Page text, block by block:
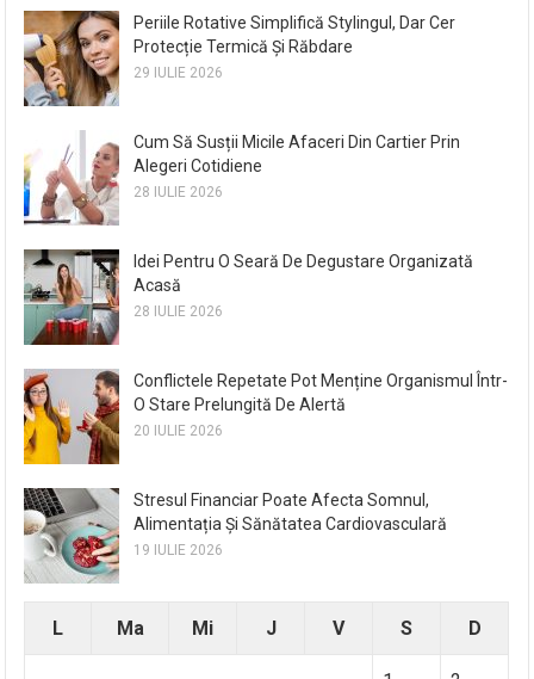
Periile Rotative Simplifică Stylingul, Dar Cer
Protecție Termică Și Răbdare
29 IULIE 2026
Cum Să Susții Micile Afaceri Din Cartier Prin
Alegeri Cotidiene
28 IULIE 2026
Idei Pentru O Seară De Degustare Organizată
Acasă
28 IULIE 2026
Conflictele Repetate Pot Menține Organismul Într-
O Stare Prelungită De Alertă
20 IULIE 2026
Stresul Financiar Poate Afecta Somnul,
Alimentația Și Sănătatea Cardiovasculară
19 IULIE 2026
L Ma Mi J V S D